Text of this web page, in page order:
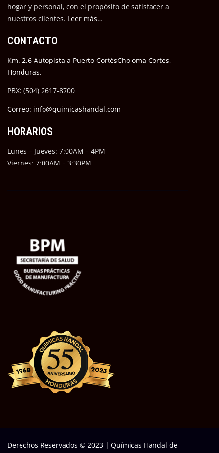
hogar y personal, con el propósito de satisfacer a
nuestros clientes. Leer más…
CONTACTO
Km. 2.6 Autopista a Puerto CortésCholoma Cortes,
Honduras.
PBX: (504) 2617-8700
Correo: info@quimicashandal.com
HORARIOS
Lunes – Jueves: 7:00AM – 4PM
Viernes: 7:00AM – 3:30PM
Derechos Reservados © 2023 | Químicas Handal de